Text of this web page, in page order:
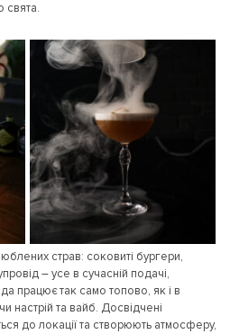
свята.
страв: соковиті бургери,
– усе в сучасній подачі,
працює так само топово, як і в
настрій та вайб. Досвідчені
до локації та створюють атмосферу,